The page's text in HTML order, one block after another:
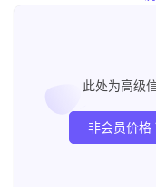
此处为高级
非会员价格